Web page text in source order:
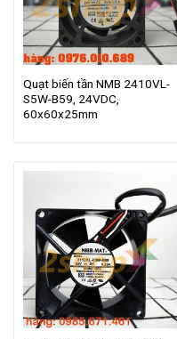
Quạt biến tần NMB 2410VL-
S5W-B59, 24VDC,
60x60x25mm